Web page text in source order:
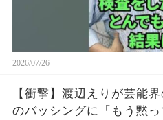
2026/07/26
【衝撃】渡辺えりが芸能
のバッシングに「もう黙